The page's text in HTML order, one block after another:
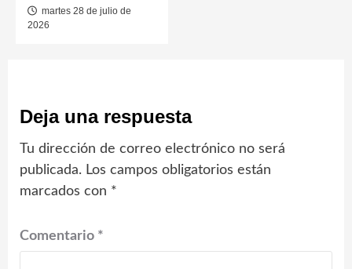
martes 28 de julio de
2026
Deja una respuesta
Tu dirección de correo electrónico no será
publicada. Los campos obligatorios están
marcados con *
Comentario *